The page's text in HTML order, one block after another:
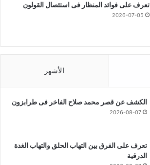
تعرف على فوائد المنظار فى استئصال القولون
2026-07-05
الأشهر
الكشف عن قصر محمد صلاح الفاخر فى طرابزون
2026-08-07
تعرف على الفرق بين التهاب الحلق والتهاب الغدة
الدرقية